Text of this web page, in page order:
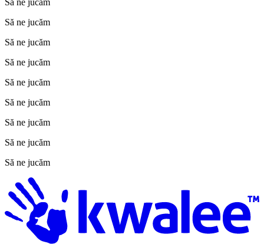
Să ne jucăm
Să ne jucăm
Să ne jucăm
Să ne jucăm
Să ne jucăm
Să ne jucăm
Să ne jucăm
Să ne jucăm
Să ne jucăm